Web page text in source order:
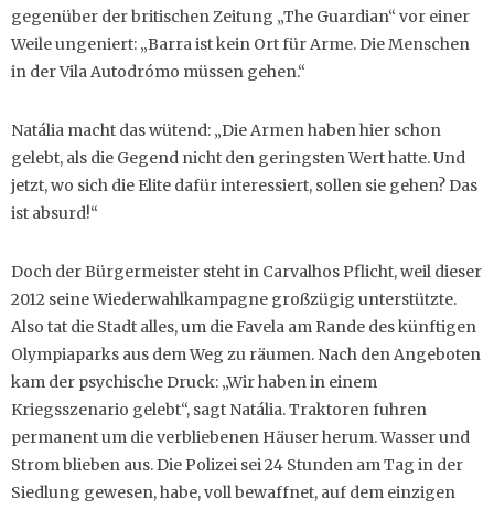
gegenüber der britischen Zeitung „The Guardian“ vor einer
Weile ungeniert: „Barra ist kein Ort für Arme. Die Menschen
in der Vila Autodrómo müssen gehen.“
Natália macht das wütend: „Die Armen haben hier schon
gelebt, als die Gegend nicht den geringsten Wert hatte. Und
jetzt, wo sich die Elite dafür interessiert, sollen sie gehen? Das
ist absurd!“
Doch der Bürgermeister steht in Carvalhos Pflicht, weil dieser
2012 seine Wiederwahlkampagne großzügig unterstützte.
Also tat die Stadt alles, um die Favela am Rande des künftigen
Olympiaparks aus dem Weg zu räumen. Nach den Angeboten
kam der psychische Druck: „Wir haben in einem
Kriegsszenario gelebt“, sagt Natália. Traktoren fuhren
permanent um die verbliebenen Häuser herum. Wasser und
Strom blieben aus. Die Polizei sei 24 Stunden am Tag in der
Siedlung gewesen, habe, voll bewaffnet, auf dem einzigen